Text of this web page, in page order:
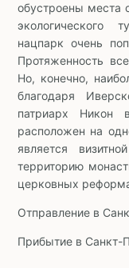
обустроены места
экологического
нацпарк очень
Протяженность
Но, конечно,
благодаря
патриарх Никон
расположен на
является
территорию
церковных
Отправление в
Прибытие в Санкт-